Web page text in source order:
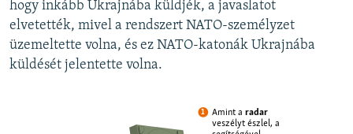
hogy inkább Ukrajnába küldjék, a javaslatot
elvetették, mivel a rendszert NATO-személyzet
üzemeltette volna, és ez NATO-katonák Ukrajnába
küldését jelentette volna.